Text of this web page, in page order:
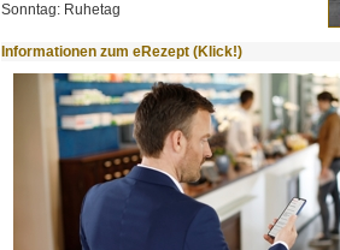
Sonntag: Ruhetag
Informationen zum eRezept (Klick!)